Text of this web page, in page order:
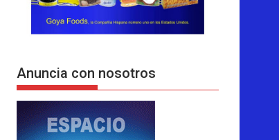
Anuncia con nosotros